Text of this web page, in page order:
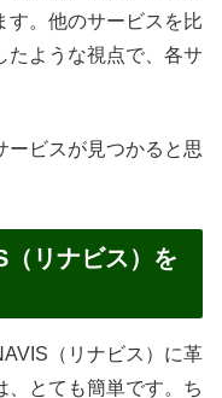
す。他のサービスを比
たような視点で、各サ
ービスが見つかると思
リナビス）を
（リナビス）に革
、とても簡単です。ち